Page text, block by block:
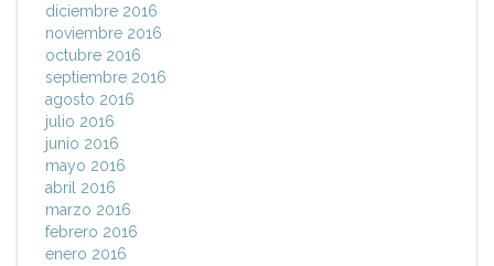
diciembre 2016
noviembre 2016
octubre 2016
septiembre 2016
agosto 2016
julio 2016
junio 2016
mayo 2016
abril 2016
marzo 2016
febrero 2016
enero 2016